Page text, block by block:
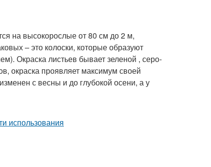
на высокорослые от 80 см до 2 м,
– это колоски, которые образуют
Окраска листьев бывает зеленой , серо-
окраска проявляет максимум своей
с весны и до глубокой осени, а у